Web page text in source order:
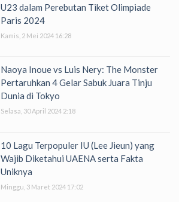
U23 dalam Perebutan Tiket Olimpiade
Paris 2024
Kamis, 2 Mei 2024 16:28
Naoya Inoue vs Luis Nery: The Monster
Pertaruhkan 4 Gelar Sabuk Juara Tinju
Dunia di Tokyo
Selasa, 30 April 2024 2:18
10 Lagu Terpopuler IU (Lee Jieun) yang
Wajib Diketahui UAENA serta Fakta
Uniknya
Minggu, 3 Maret 2024 17:02